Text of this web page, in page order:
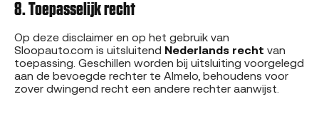
8. Toepasselijk recht
Op deze disclaimer en op het gebruik van
Sloopauto.com is uitsluitend Nederlands recht van
toepassing. Geschillen worden bij uitsluiting voorgelegd
aan de bevoegde rechter te Almelo, behoudens voor
zover dwingend recht een andere rechter aanwijst.